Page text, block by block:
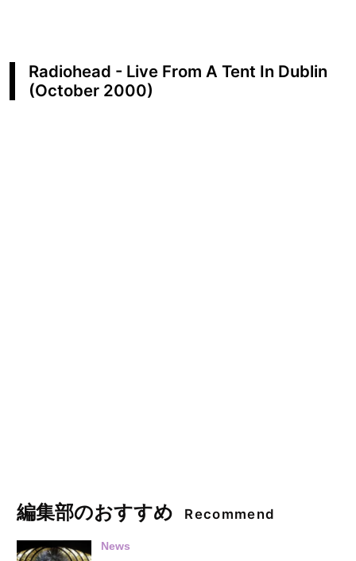
Radiohead - Live From A Tent In Dublin
(October 2000)
編集部のおすすめ Recommend
News